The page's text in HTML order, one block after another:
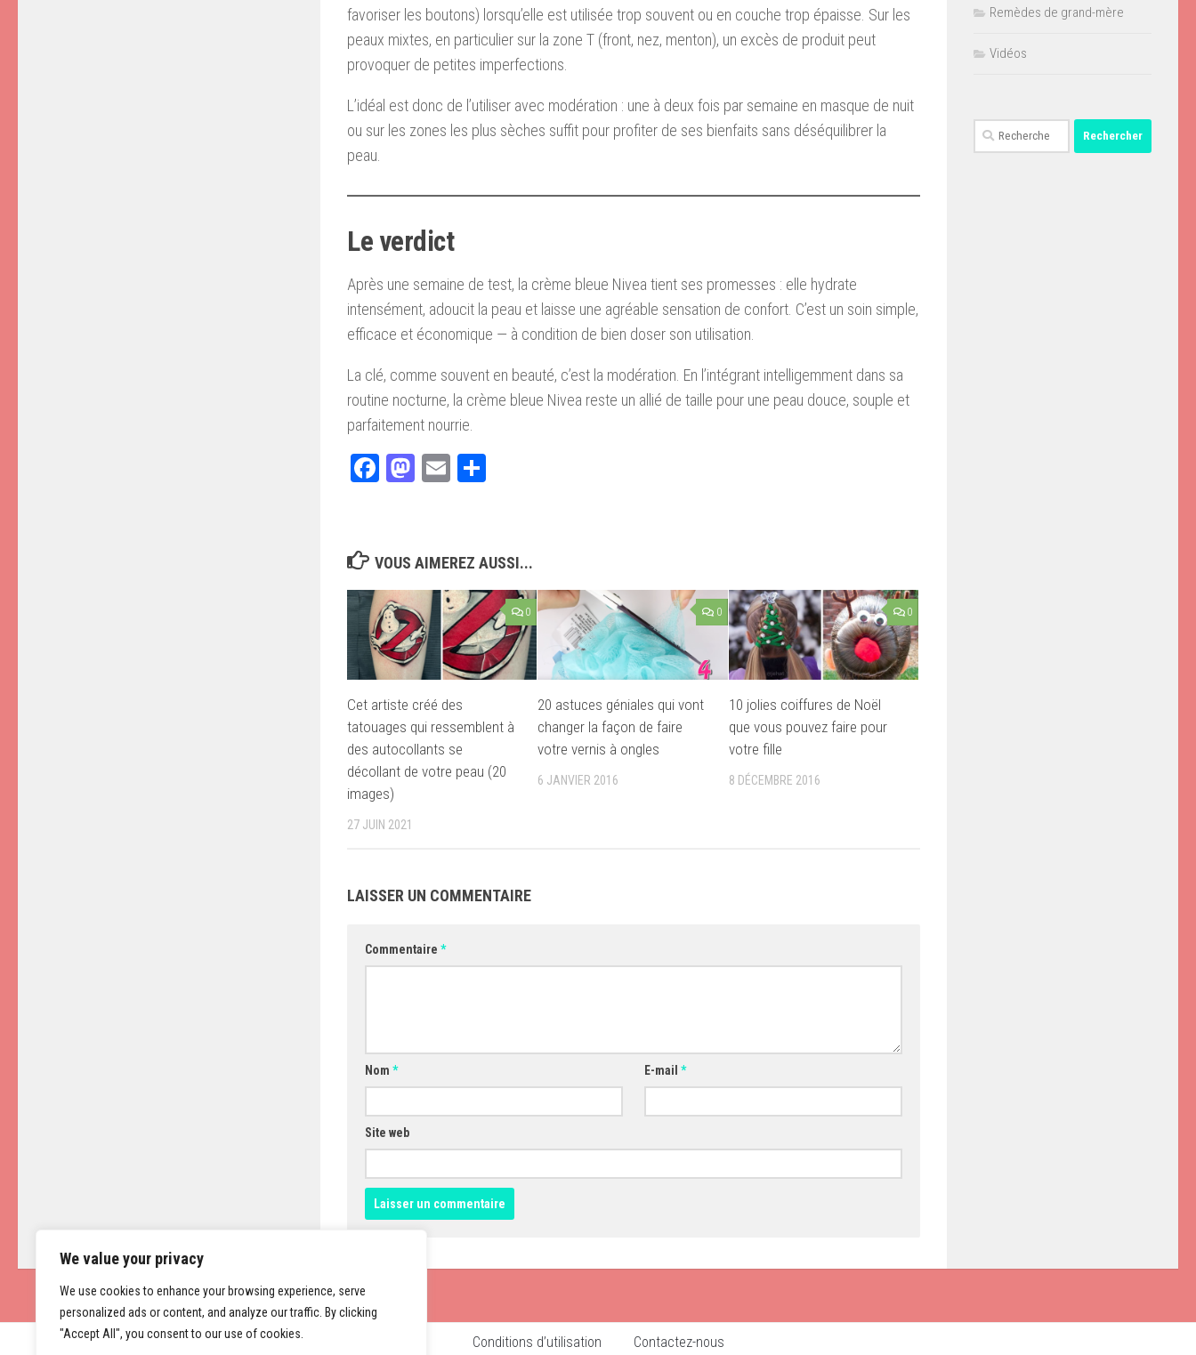
We value your privacy
We use cookies to enhance your browsing experience, serve
personalized ads or content, and analyze our traffic. By clicking
"Accept All", you consent to our use of cookies.
favoriser les boutons) lorsqu’elle est utilisée trop souvent ou en couche trop épaisse. Sur les
peaux mixtes, en particulier sur la zone T (front, nez, menton), un excès de produit peut
provoquer de petites imperfections.
L’idéal est donc de l’utiliser avec modération : une à deux fois par semaine en masque de nuit
ou sur les zones les plus sèches suffit pour profiter de ses bienfaits sans déséquilibrer la
peau.
Le verdict
Après une semaine de test, la crème bleue Nivea tient ses promesses : elle hydrate
intensément, adoucit la peau et laisse une agréable sensation de confort. C’est un soin simple,
efficace et économique — à condition de bien doser son utilisation.
La clé, comme souvent en beauté, c’est la modération. En l’intégrant intelligemment dans sa
routine nocturne, la crème bleue Nivea reste un allié de taille pour une peau douce, souple et
parfaitement nourrie.
Facebook
Mastodon
Email
VOUS AIMEREZ AUSSI...
0
Cet artiste créé des
tatouages qui ressemblent à
des autocollants se
décollant de votre peau (20
images)
27 JUIN 2021
0
20 astuces géniales qui vont
changer la façon de faire
votre vernis à ongles
6 JANVIER 2016
0
10 jolies coiffures de Noël
que vous pouvez faire pour
votre fille
8 DÉCEMBRE 2016
LAISSER UN COMMENTAIRE
Commentaire *
Nom * E-mail*
Site web
Remèdes de grand-mère
Vidéos
Rechercher :
Conditions d’utilisation Contactez-nous